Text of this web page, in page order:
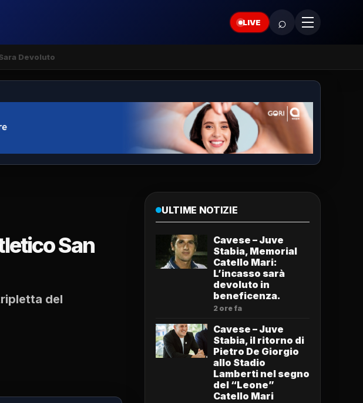
LIVE ⌕
Devoluto
San
del
ULTIME NOTIZIE
Cavese – Juve
Stabia, Memorial
Catello Mari:
L’incasso sarà
devoluto in
beneficenza.
2 ore fa
Cavese – Juve
Stabia, il ritorno di
Pietro De Giorgio
allo Stadio
Lamberti nel segno
del “Leone”
Catello Mari